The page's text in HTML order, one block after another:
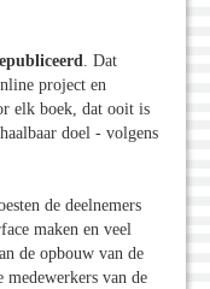
. Dat
project en
elk boek, dat ooit is
doel - volgens
de deelnemers
maken en veel
de opbouw van de
medewerkers van de